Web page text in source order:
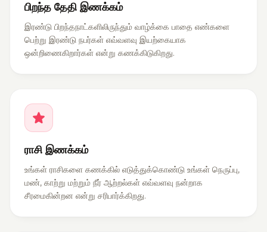
பிறந்த தேதி இணக்கம்
இரண்டு பிறந்தநாட்களிலிருந்தும் வாழ்க்கை பாதை எண்களை
பெற்று இரண்டு நபர்கள் எவ்வளவு இயற்கையாக
ஒன்றிணைகிறார்கள் என்று கணக்கிடுகிறது.
ராசி இணக்கம்
உங்கள் ராசிகளை கணக்கில் எடுத்துக்கொண்டு உங்கள் நெருப்பு,
மண், காற்று மற்றும் நீர் ஆற்றல்கள் எவ்வளவு நன்றாக
சீரமைகின்றன என்று சரிபார்க்கிறது.